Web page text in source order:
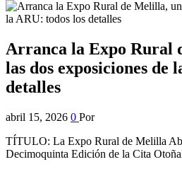
Arranca la Expo Rural
las dos exposiciones de
detalles
abril 15, 2026 0 Por
TÍTULO: La Expo Rural de Melilla
Decimoquinta Edición de la Cita